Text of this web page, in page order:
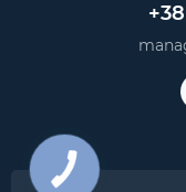
КНОПКА
ЗВ'ЯЗКУ